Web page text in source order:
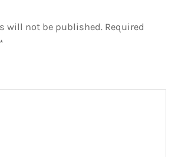
will not be published. Required
*